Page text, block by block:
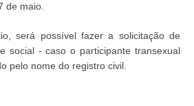
de maio.
será possível fazer a solicitação de
social - caso o participante transexual
pelo nome do registro civil.